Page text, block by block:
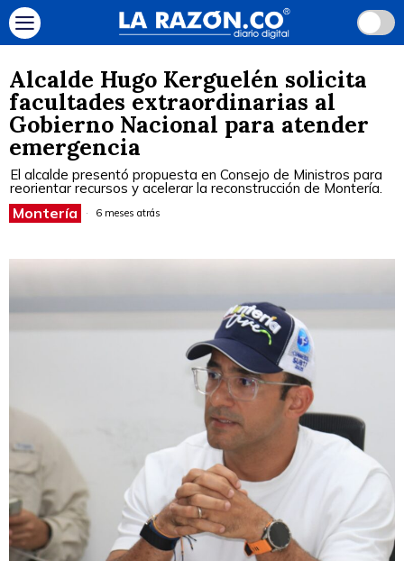
Alcalde Hugo Kerguelén solicita
facultades extraordinarias al
Gobierno Nacional para atender
emergencia
El alcalde presentó propuesta en Consejo de Ministros para
reorientar recursos y acelerar la reconstrucción de Montería.
Montería 6 meses atrás